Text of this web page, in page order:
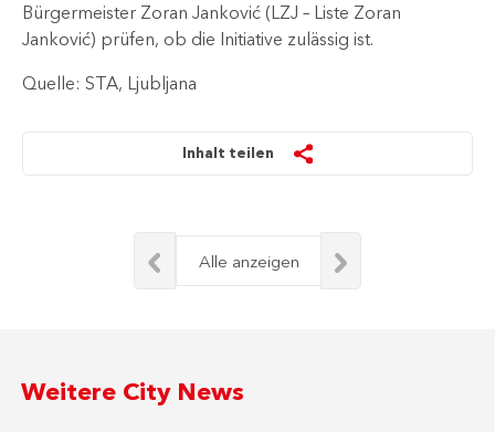
Bürgermeister Zoran Janković (LZJ – Liste Zoran
Janković) prüfen, ob die Initiative zulässig ist.
Quelle: STA, Ljubljana
Inhalt teilen
Alle anzeigen
Weitere City News